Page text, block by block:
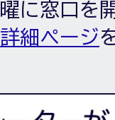
曜に窓口を
詳細ページ